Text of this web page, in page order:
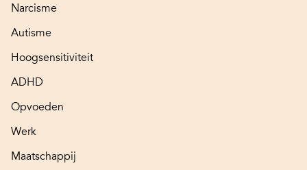
Narcisme
Autisme
Hoogsensitiviteit
ADHD
Opvoeden
Werk
Maatschappij